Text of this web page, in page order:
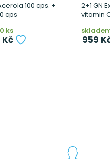
100 cps. +
cps
ks
Kč
2+1 GN
vitamin
959